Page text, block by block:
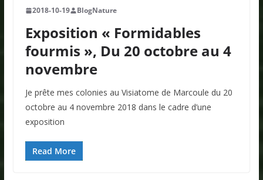
2018-10-19 BlogNature
Exposition « Formidables
fourmis », Du 20 octobre au 4
novembre
Je prête mes colonies au Visiatome de Marcoule du 20
octobre au 4 novembre 2018 dans le cadre d’une
exposition
Read More